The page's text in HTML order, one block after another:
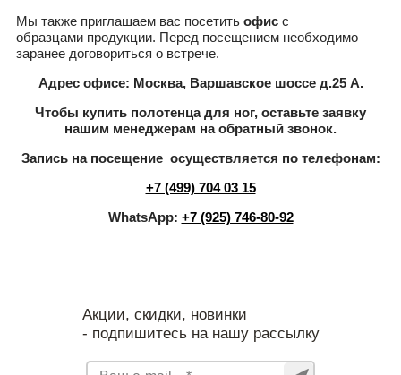
Мы также приглашаем вас посетить офисс
образцами продукции. Перед посещением необходимо
заранее договориться о встрече.
Адрес офисе: Москва, Варшавское шоссе д.25 А.
Чтобы купить полотенца для ног, оставьте заявку
нашим менеджерам на обратный звонок.
Запись на посещение осуществляется по телефонам:
+7 (499) 704 03 15
WhatsApp: +7 (925) 746-80-92
Акции, скидки, новинки
- подпишитесь на нашу рассылку